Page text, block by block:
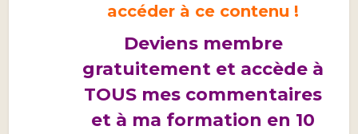
accéder à ce contenu !
Deviens membre
gratuitement et accède à
TOUS mes commentaires
et à ma formation en 10